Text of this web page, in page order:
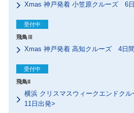
Xmas 神戸発着 小笠原クルーズ 6
飛鳥Ⅲ
受付中
Xmas 神戸発着 高知クルーズ 4日
飛鳥II
受付中
横浜 クリスマスウィークエンドクル
11日出発>